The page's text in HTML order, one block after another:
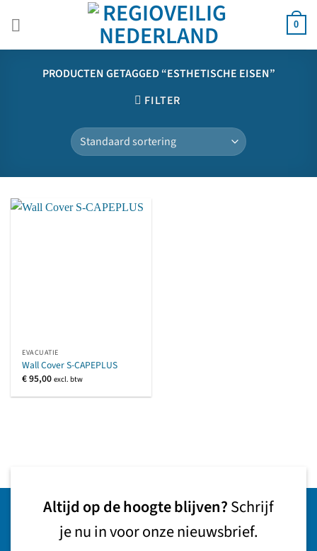
naar
0
PRODUCTEN GETAGGED “ESTHETISCHE EISEN”
FILTER
EVACUATIE
Wall Cover S-CAPEPLUS
€95,00 excl. btw
Altijd op de hoogte blijven?Schrijf
je nu in voor onze nieuwsbrief.